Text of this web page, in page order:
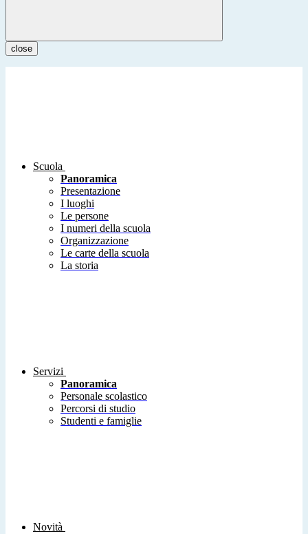
close
Scuola
Panoramica
Presentazione
I luoghi
Le persone
I numeri della scuola
Organizzazione
Le carte della scuola
La storia
Servizi
Panoramica
Personale scolastico
Percorsi di studio
Studenti e famiglie
Novità